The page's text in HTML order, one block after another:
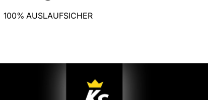
100% AUSLAUFSICHER